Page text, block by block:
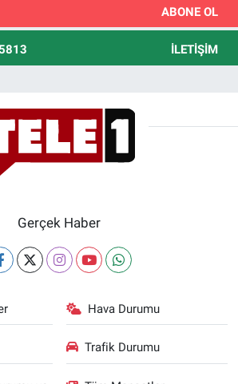
ABONE OL
İLETIŞIM
Gerçek Haber
Hava Durumu
Trafik Durumu